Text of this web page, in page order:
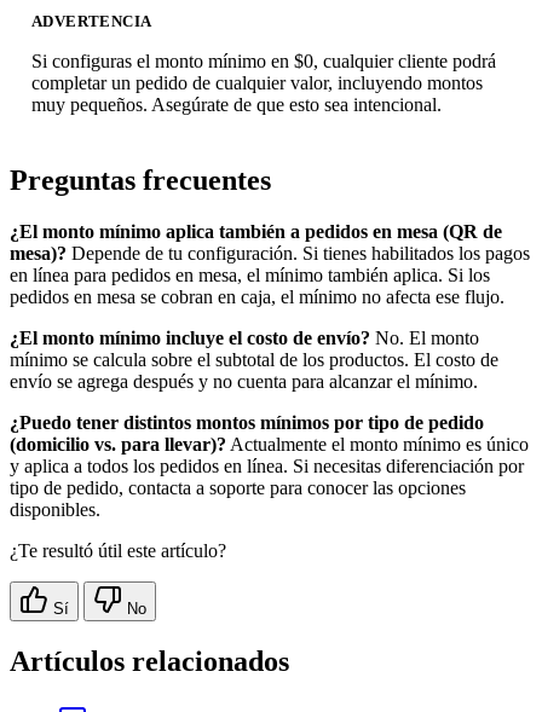
ADVERTENCIA
Si configuras el monto mínimo en $0, cualquier cliente podrá
completar un pedido de cualquier valor, incluyendo montos
muy pequeños. Asegúrate de que esto sea intencional.
Preguntas frecuentes
¿El monto mínimo aplica también a pedidos en mesa (QR de
mesa)? Depende de tu configuración. Si tienes habilitados los pagos
en línea para pedidos en mesa, el mínimo también aplica. Si los
pedidos en mesa se cobran en caja, el mínimo no afecta ese flujo.
¿El monto mínimo incluye el costo de envío? No. El monto
mínimo se calcula sobre el subtotal de los productos. El costo de
envío se agrega después y no cuenta para alcanzar el mínimo.
¿Puedo tener distintos montos mínimos por tipo de pedido
(domicilio vs. para llevar)? Actualmente el monto mínimo es único
y aplica a todos los pedidos en línea. Si necesitas diferenciación por
tipo de pedido, contacta a soporte para conocer las opciones
disponibles.
¿Te resultó útil este artículo?
Sí No
Artículos relacionados